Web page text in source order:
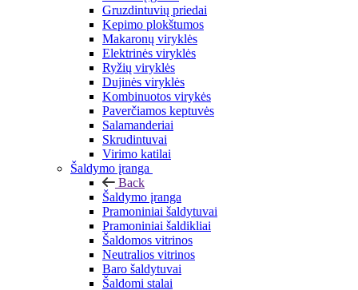
Gruzdintuvių priedai
Kepimo plokštumos
Makaronų viryklės
Elektrinės viryklės
Ryžių viryklės
Dujinės viryklės
Kombinuotos virykės
Paverčiamos keptuvės
Salamanderiai
Skrudintuvai
Virimo katilai
Šaldymo įranga
Back
Šaldymo įranga
Pramoniniai šaldytuvai
Pramoniniai šaldikliai
Šaldomos vitrinos
Neutralios vitrinos
Baro šaldytuvai
Šaldomi stalai